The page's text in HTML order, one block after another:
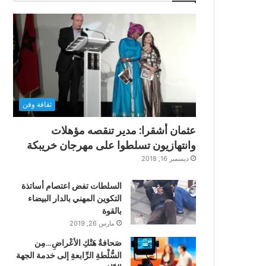
ثقافة وفن
عثمان أشقرا: مدير تنقصه مؤهلات
وانتهازيون تسلطوا على مهرجان خريبكة
ديسمبر 16, 2018
السلطات تفض اعتصام أساتذة
التكوين المهني بالدار البيضاء
بالقوة
مارس 26, 2019
صَحافةُ هَتْكِ الأعْراضِ…مِن
السُّلْطةِ الرِّابعةِ إلى خدمة الجهة